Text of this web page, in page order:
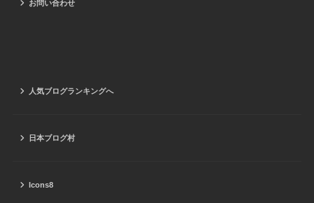
お問い合わせ
人気ブログランキングへ
日本ブログ村
Icons8